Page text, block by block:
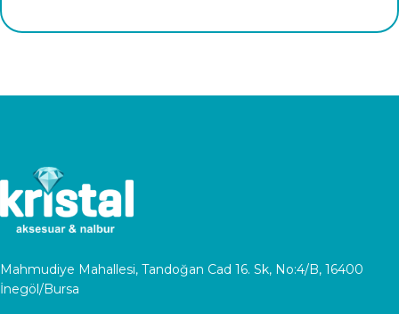
Mahmudiye Mahallesi, Tandoğan Cad 16. Sk, No:4/B, 16400
İnegöl/Bursa